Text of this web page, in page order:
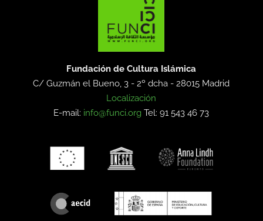
Fundación de Cultura Islámica
C/ Guzmán el Bueno, 3 - 2º dcha -28015 Madrid
Localización
E-mail: info@funci.org Tel: 91 543 46 73